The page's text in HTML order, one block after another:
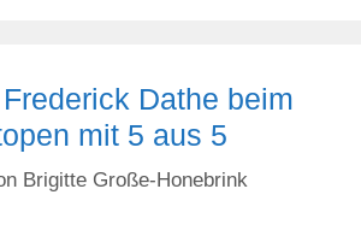
Dathe beim
mit 5 aus 5
Brigitte Große-Honebrink